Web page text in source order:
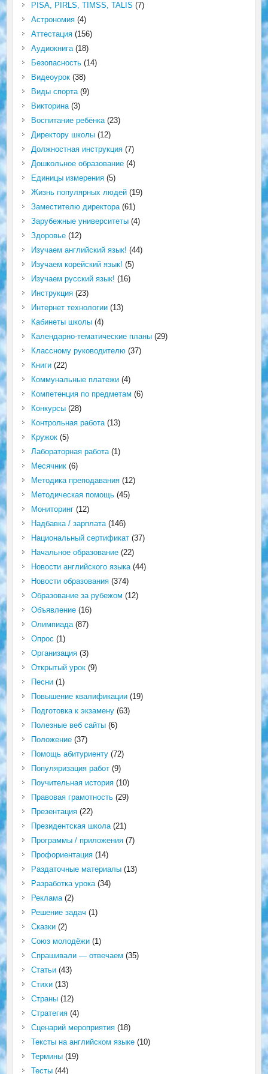
PISA, PIRLS, TIMSS, TALIS (7)
Астрономия(4)
Аттестация(156)
Аудиокнига(18)
Безопасность(14)
Видеоурок(38)
Виды спорта(9)
Викторина(3)
Воспитание ребёнка(23)
Директору школы(12)
Должностная инструкция(7)
Дошкольное образование(4)
Единицы измерения(5)
Жизнь популярных людей(19)
Заместителю директора(61)
Зарубежные университеты(4)
Здоровье(12)
Изучаем английский язык! (44)
Изучаем корейский язык! (5)
Изучаем русский язык! (16)
Инструкция(23)
Интернет технологии(13)
Кабинеты школы(4)
Календарно-тематические планы(29)
Классному руководителю(37)
Книги(22)
Коммунальные платежи(4)
Компетенция по предметам (6)
Конкурсы(28)
Контрольная работа(13)
Кружок(5)
Лабораторная работа(1)
Месячник(6)
Методика преподавания(12)
Методическая помощь(45)
Мониторинг(12)
Надбавка / зарплата(146)
Национальный сертификат(37)
Начальное образование(22)
Новости английского языка(44)
Новости образования(374)
Образование за рубежом (12)
Объявление(16)
Олимпиада(87)
Опрос (1)
Организация(3)
Открытый урок(9)
Песни(1)
Повышение квалификации(19)
Подготовка к экзамену(63)
Полезные веб сайты(6)
Положение(37)
Помощь абитуриенту(72)
Популяризация работ(9)
Поучительная история(10)
Правовая грамотность(29)
Презентация(22)
Президентская школа(21)
Программы / приложения(7)
Профориентация(14)
Раздаточные материалы(13)
Разработка урока(34)
Реклама(2)
Решение задач (1)
Сказки(2)
Союз молодёжи(1)
Спрашивали — отвечаем (35)
Статьи(43)
Стихи(13)
Страны(12)
Стратегия(4)
Сценарий мероприятия(18)
Тексты на английском языке(10)
Термины(19)
Тесты(44)